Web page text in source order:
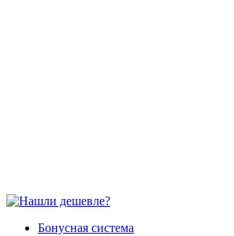
Бонусная система